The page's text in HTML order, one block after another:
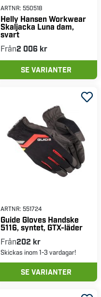
ARTNR: 550518
Helly Hansen Workwear
Skaljacka Luna dam,
svart
Från2 006 kr
SE VARIANTER
ARTNR: 551724
Guide Gloves Handske
5116, syntet, GTX-läder
Från202 kr
Skickas inom 1-3 vardagar!
SE VARIANTER